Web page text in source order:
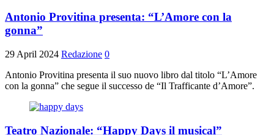
Antonio Provitina presenta: “L’Amore con la
gonna”
29 April 2024 Redazione 0
Antonio Provitina presenta il suo nuovo libro dal titolo “L’Amore
con la gonna” che segue il successo de “Il Trafficante d’Amore”.
Teatro Nazionale: “Happy Days il musical”